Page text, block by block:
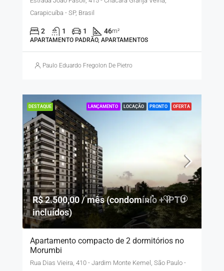
Carapicuíba - SP, Brasil
2 1 1 46m²
APARTAMENTO PADRÃO, APARTAMENTOS
Paulo Eduardo Fregolon De Pietro
DESTAQUE LANÇAMENTO LOCAÇÃO PRONTO OFERTA
R$ 2.500,00 / mês (condomínio + IPTU
incluídos)
Apartamento compacto de 2 dormitórios no
Morumbi
Rua Dias Vieira, 410 - Jardim Monte Kemel, São Paulo -